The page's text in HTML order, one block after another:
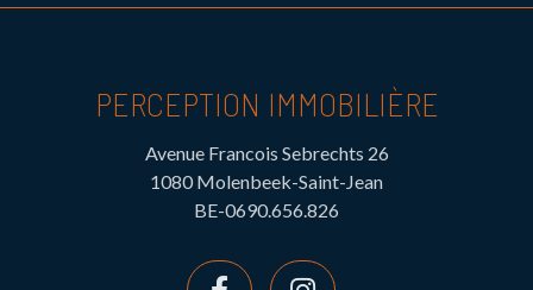
PERCEPTION IMMOBILIÈRE
Avenue Francois Sebrechts 26
1080 Molenbeek-Saint-Jean
BE-0690.656.826